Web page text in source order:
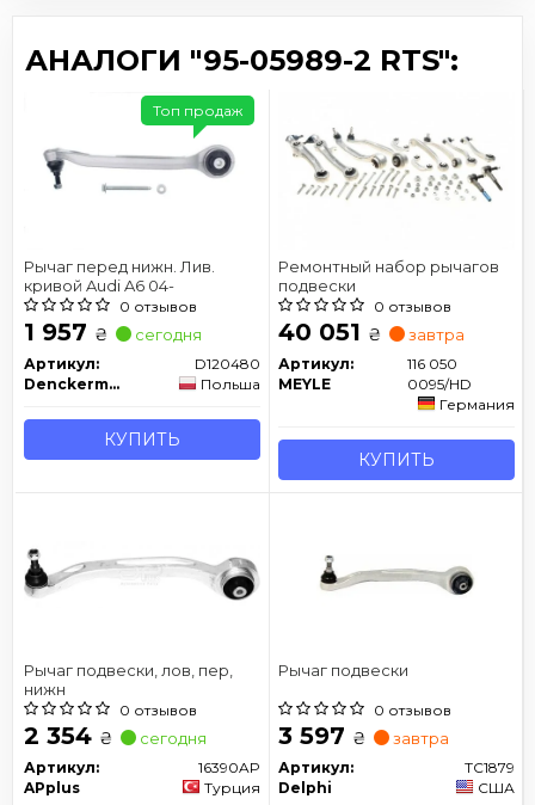
АНАЛОГИ "95-05989-2 RTS":
Рычаг перед нижн. Лив.
кривой Audi A6 04-
0 отзывов
1 957 ₴ сегодня
Артикул:
D120480
Denckermann
Польша
КУПИТЬ
Топ продаж
Ремонтный набор рычагов
подвески
0 отзывов
40 051 ₴ завтра
Артикул:
116 050
0095/HD
MEYLE
Германия
КУПИТЬ
Рычаг подвески, лов, пер,
нижн
0 отзывов
2 354 ₴ сегодня
Артикул:
16390AP
APplus
Турция
Рычаг подвески
0 отзывов
3 597 ₴ завтра
Артикул:
TC1879
Delphi
США